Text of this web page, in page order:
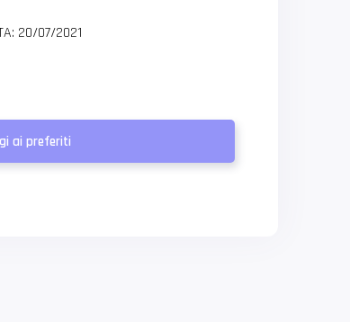
20/07/2021
ai preferiti